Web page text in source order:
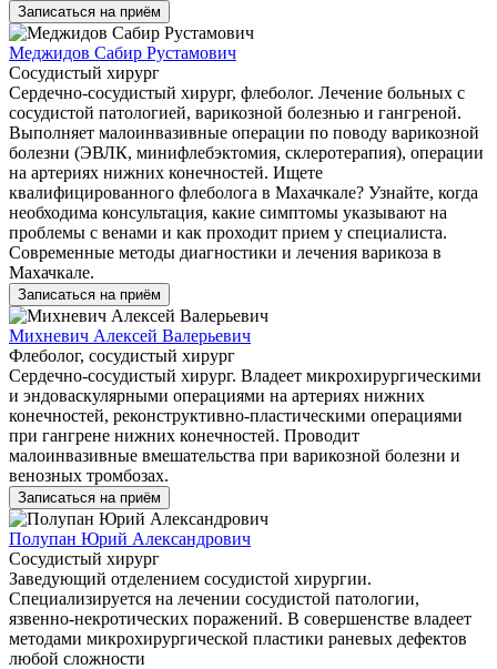
Записаться на приём
Меджидов Сабир Рустамович
Сосудистый хирург
Сердечно-сосудистый хирург, флеболог. Лечение больных с
сосудистой патологией, варикозной болезнью и гангреной.
Выполняет малоинвазивные операции по поводу варикозной
болезни (ЭВЛК, минифлебэктомия, склеротерапия), операции
на артериях нижних конечностей. Ищете
квалифицированного флеболога в Махачкале? Узнайте, когда
необходима консультация, какие симптомы указывают на
проблемы с венами и как проходит прием у специалиста.
Современные методы диагностики и лечения варикоза в
Махачкале.
Записаться на приём
Михневич Алексей Валерьевич
Флеболог, сосудистый хирург
Сердечно-сосудистый хирург. Владеет микрохирургическими
и эндоваскулярными операциями на артериях нижних
конечностей, реконструктивно-пластическими операциями
при гангрене нижних конечностей. Проводит
малоинвазивные вмешательства при варикозной болезни и
венозных тромбозах.
Записаться на приём
Полупан Юрий Александрович
Сосудистый хирург
Заведующий отделением сосудистой хирургии.
Специализируется на лечении сосудистой патологии,
язвенно-некротических поражений. В совершенстве владеет
методами микрохирургической пластики раневых дефектов
любой сложности